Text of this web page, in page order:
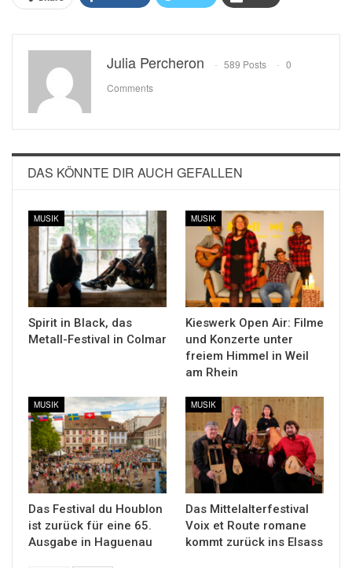
Julia Percheron 589 Posts
0
Comments
DAS KÖNNTE DIR AUCH GEFALLEN
MUSIK
Spirit in Black, das
Metall-Festival in Colmar
MUSIK
Kieswerk Open Air: Filme
und Konzerte unter
freiem Himmel in Weil
am Rhein
MUSIK
Das Festival du Houblon
ist zurück für eine 65.
Ausgabe in Haguenau
MUSIK
Das Mittelalterfestival
Voix et Route romane
kommt zurück ins Elsass